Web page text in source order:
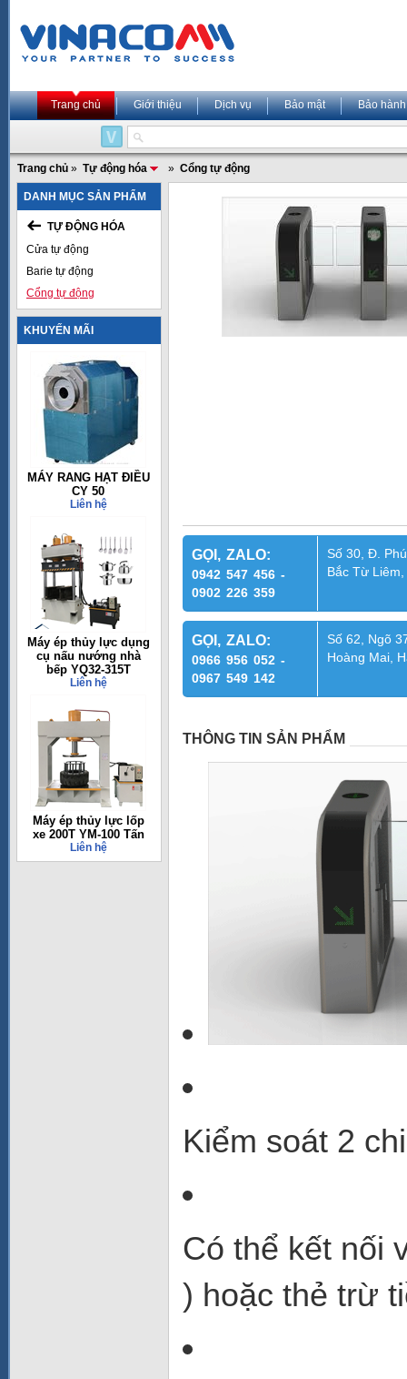
Trang chủ Giới thiệu Dịch vụ Bảo mật Bảo hành
Trang chủ » Tự động hóa » Cổng tự động
DANH MỤC SẢN PHẨM
TỰ ĐỘNG HÓA
Cửa tự động
Barie tự động
Cổng tự động
KHUYẾN MÃI
MÁY RANG HẠT ĐIỀU
CY 50
Liên hệ
Máy ép thủy lực dụng
cụ nấu nướng nhà
bếp YQ32-315T
Liên hệ
Máy ép thủy lực lốp
xe 200T YM-100 Tấn
Liên hệ
GỌI, ZALO:
0942 547 456 -
0902 226 359
Số 30, Đ.
Bắc Từ
GỌI, ZALO:
0966 956 052 -
0967 549 142
Số 62, Ngõ
Hoàng Mai,
THÔNG TIN SẢN PHẨM
Kiểm soát 2
Có thể kết nối
) hoặc thẻ trừ